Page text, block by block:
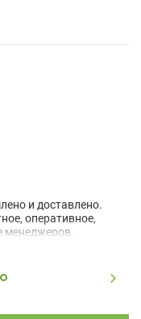
и доставлено.
оперативное,
менеджеров.